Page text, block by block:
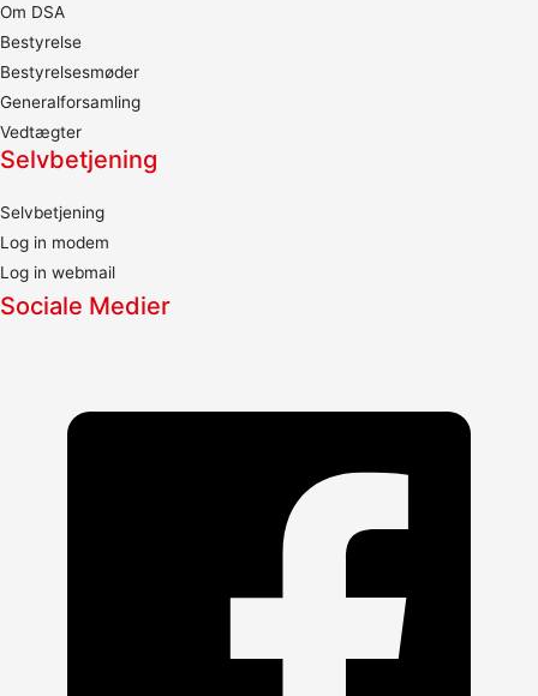
Om DSA
Bestyrelse
Bestyrelsesmøder
Generalforsamling
Vedtægter
Selvbetjening
Selvbetjening
Log in modem
Log in webmail
Sociale Medier